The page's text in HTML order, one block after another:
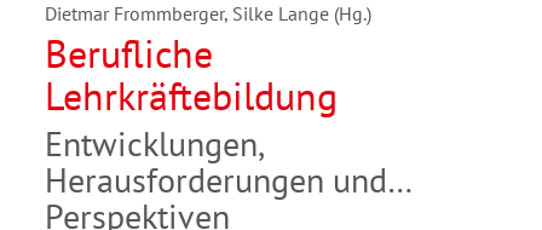
Dietmar Frommberger, Silke Lange (Hg.)
Berufliche
Lehrkräftebildung
Entwicklungen,
Herausforderungen und
Perspektiven